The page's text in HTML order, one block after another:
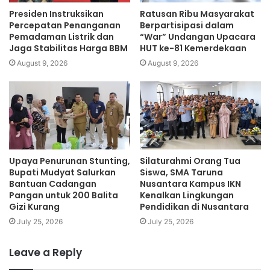
4. Lakukan verifikasi yang telah dikirimkan via email.
5. Pendaftaran berhasil. Anda berhasil membuat akun
Kartu Prakerja.
Setelah mendaftar, Anda bisa login ke akun Kartu Prakerja
dengan membuka laman www.prakerja.go.id, kemudian:
1. Klik Login atau Masuk pada Laman Depan.
2. Masukkan email dan kata sandi akun kamu. Klik Login.
3. Berhasil masuk ke akun. Tahap Pendaftaran Kartu
Prakerja Setelah berhasil daftar akun Kartu Prakerja dan
login akun, masuk ke Dashboard akun, kemudian ikuti
Presiden Instruksikan
Percepatan Penanganan
Pemadaman Listrik dan
Jaga Stabilitas Harga BBM
August 9, 2026
Ratusan Ribu Masyarakat
Berpartisipasi dalam
“War” Undangan Upacara
HUT ke-81 Kemerdekaan
August 9, 2026
Upaya Penurunan Stunting,
Bupati Mudyat Salurkan
Bantuan Cadangan
Pangan untuk 200 Balita
Gizi Kurang
July 25, 2026
Silaturahmi Orang Tua
Siswa, SMA Taruna
Nusantara Kampus IKN
Kenalkan Lingkungan
Pendidikan di Nusantara
July 25, 2026
Leave a Reply